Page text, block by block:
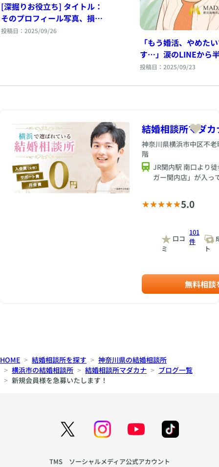
[深掘りお役立ち] タイトル：
そのプロフィール写真、損し
てます！『会いたい』を引き
投稿日：2025/09/26
「もう婚活、やめた
す…」涙のLINEから
歳女性が運命の相手
投稿日：2025/09/23
結婚相談所マダカ
神奈川県横浜市中区不
階
JR関内駅 南口より
ガー関内店」が入っ
5.0
口コ
ミ
101
件
ト
無料相談
HOME 結婚相談所を探す
神奈川県の結婚相談所
横浜市の結婚相談所
結婚相談所マダカナ
ブログ一覧
新規会員様を急募いたします！
TMS ソーシャルメディア公式アカウント